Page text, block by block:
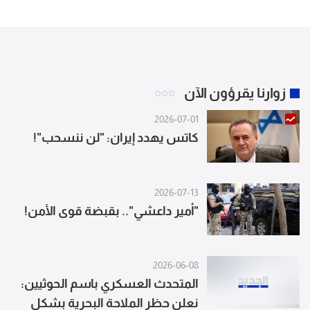
زوارنا يقرؤون الآن
2026-07-01
كاتس يهدد إيران: "لن ننسحب"!
2026-07-13
"أمير داعشي".. بقبضة قوى الأمن!
2026-06-08
المتحدث العسكري باسم الحوثيين:
نعلن حظر الملاحة البحرية بشكل